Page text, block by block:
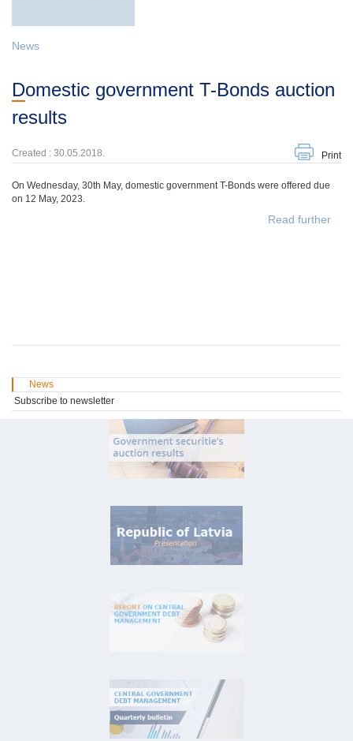
News
Domestic government T-Bonds auction
results
Created : 30.05.2018. Print
On Wednesday, 30th May, domestic government T-Bonds were offered due
on 12 May, 2023.
Read further
News
Subscribe to newsletter